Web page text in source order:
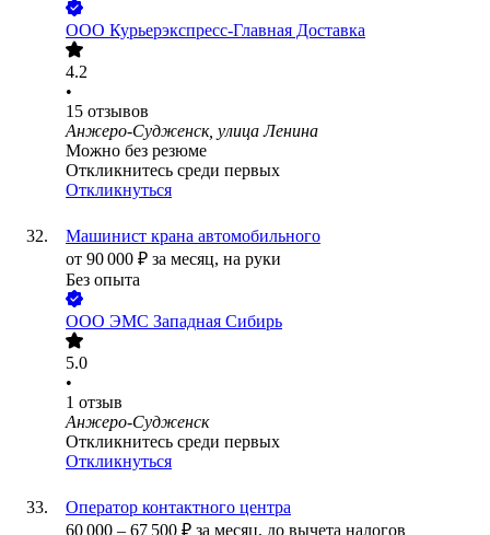
ООО Курьерэкспресс-Главная Доставка
4.2
•
15 отзывов
Анжеро-Судженск, улица Ленина
Можно без резюме
Откликнитесь среди первых
Откликнуться
Машинист крана автомобильного
от 90 000 ₽ за месяц, на руки
Без опыта
ООО ЭМС Западная Сибирь
5.0
•
1 отзыв
Анжеро-Судженск
Откликнитесь среди первых
Откликнуться
Оператор контактного центра
60 000 – 67 500 ₽ за месяц, до вычета налогов